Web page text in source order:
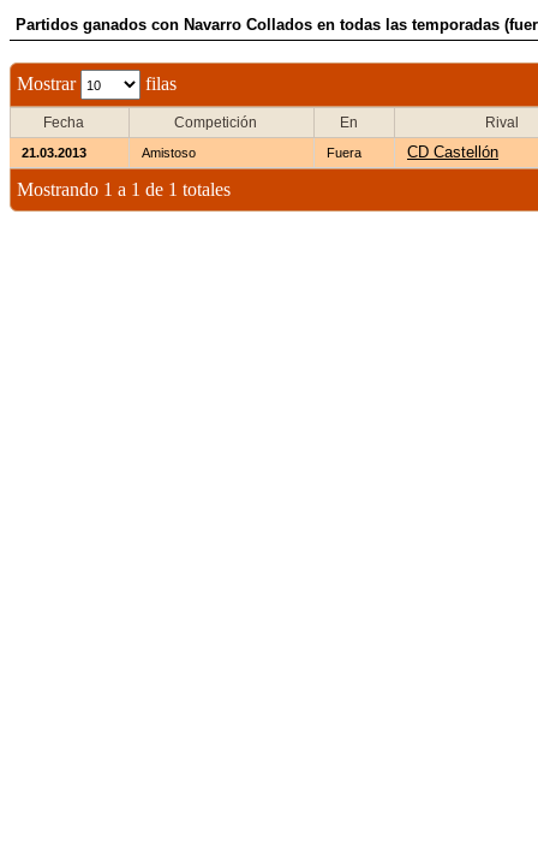
Partidos ganados con Navarro Collados en todas las temporadas
Mostrar filas
Fecha Competición En Rival
21.03.2013 Amistoso Fuera CD Castellón
Mostrando 1 a 1 de 1 totales